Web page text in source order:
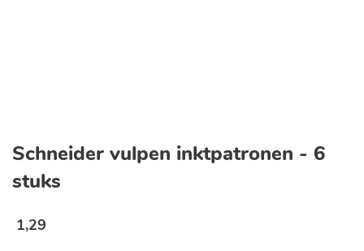
het
van
afbeeldingen-
gallerij
Schneider vulpen inktpatronen - 6
stuks
1,29